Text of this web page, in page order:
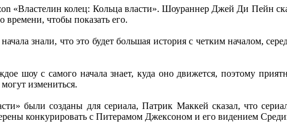
«Властелин колец: Кольца власти». Шоураннер Джей Ди Пейн
времени, чтобы показать его.
знали, что это будет большая история с четким началом,
шоу с самого начала знает, куда оно движется, поэтому
измениться.
были созданы для сериала, Патрик Маккей сказал, что
конкурировать с Питерамом Джексоном и его видением